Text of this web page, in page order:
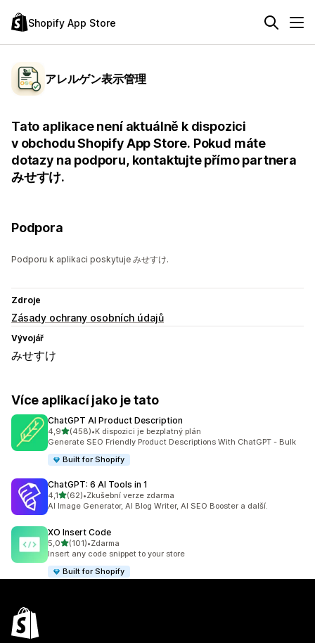
Shopify App Store
アレルゲン表示管理
Tato aplikace není aktuálně k dispozici
v obchodu Shopify App Store. Pokud máte
dotazy na podporu, kontaktujte přímo partnera
みせすけ.
Podpora
Podporu k aplikaci poskytuje みせすけ.
Zdroje
Zásady ochrany osobních údajů
Vývojář
みせすけ
Více aplikací jako je tato
ChatGPT AI Product Description
4,9z 5 hvězd
(458)
Celkový počet recenzí: 458
•K dispozici je bezplatný plán
Generate SEO Friendly Product Descriptions With ChatGPT - Bulk
Built for Shopify
ChatGPT: 6 AI Tools in 1
4,1z 5 hvězd
(62)
Celkový počet recenzí: 62
•Zkušební verze zdarma
AI Image Generator, AI Blog Writer, AI SEO Booster a další.
XO Insert Code
5,0z 5 hvězd
(101)
Celkový počet recenzí: 101
•Zdarma
Insert any code snippet to your store
Built for Shopify